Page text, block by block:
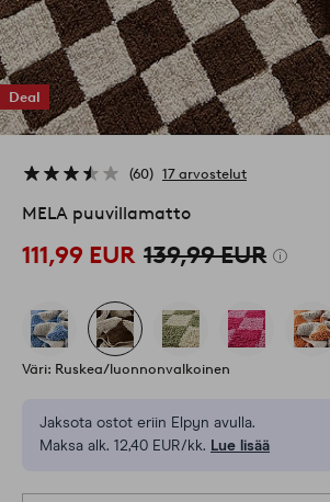
Deal
60 17 arvostelut
MELA puuvillamatto
111,99 EUR 139,99 EUR
Väri: Ruskea/luonnonvalkoinen
Jaksota ostot eriin Elpyn avulla.
Maksa alk. 12,40 EUR/kk. Lue lisää